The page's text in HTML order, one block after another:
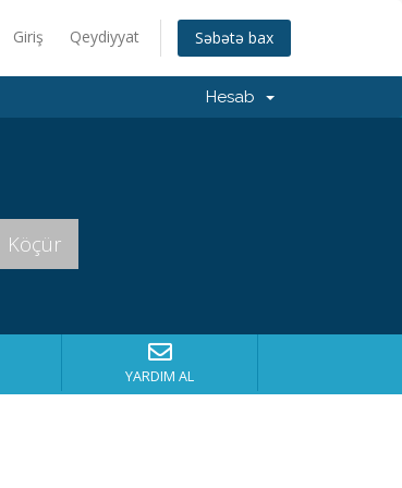
Giriş Qeydiyyat Səbətə bax
Hesab
YARDIM AL